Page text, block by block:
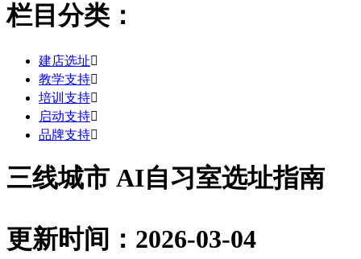
栏目分类：
建店选址
教学支持
培训支持
启动支持
品牌支持
三线城市 AI自习室选址指南
更新时间：2026-03-04